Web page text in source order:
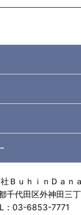
ＢｕｈｉｎＤａｎａ
千代田区外神田三
：03-6853-7771